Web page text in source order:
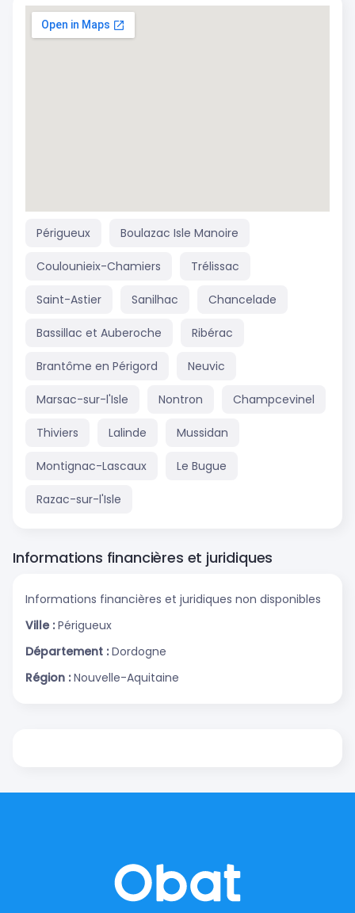
Périgueux Boulazac Isle Manoire
Coulounieix-Chamiers Trélissac
Saint-Astier Sanilhac Chancelade
Bassillac et Auberoche Ribérac
Brantôme en Périgord Neuvic
Marsac-sur-l'Isle Nontron Champcevinel
Thiviers Lalinde Mussidan
Montignac-Lascaux Le Bugue
Razac-sur-l'Isle
Informations financières et juridiques
Informations financières et juridiques non disponibles
Ville : Périgueux
Département : Dordogne
Région : Nouvelle-Aquitaine